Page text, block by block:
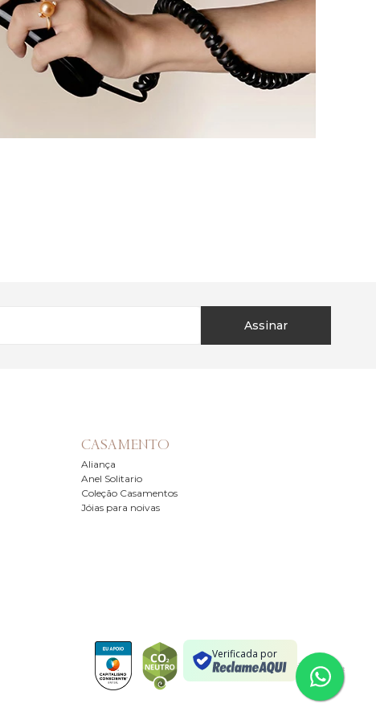
Assinar
CASAMENTO
Aliança
Anel Solitario
Coleção Casamentos
Jóias para noivas
Verificada por